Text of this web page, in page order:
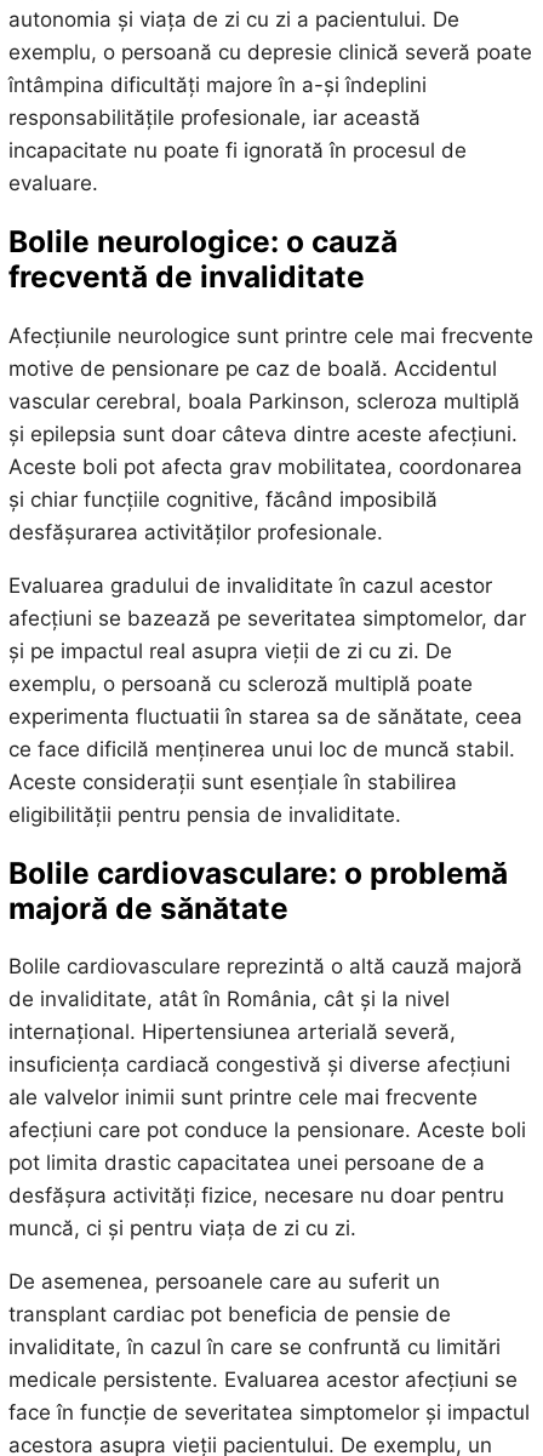
autonomia și viața de zi cu zi a pacientului. De
exemplu, o persoană cu depresie clinică severă poate
întâmpina dificultăți majore în a-și îndeplini
responsabilitățile profesionale, iar această
incapacitate nu poate fi ignorată în procesul de
evaluare.
Bolile neurologice: o cauză
frecventă de invaliditate
Afecțiunile neurologice sunt printre cele mai frecvente
motive de pensionare pe caz de boală. Accidentul
vascular cerebral, boala Parkinson, scleroza multiplă
și epilepsia sunt doar câteva dintre aceste afecțiuni.
Aceste boli pot afecta grav mobilitatea, coordonarea
și chiar funcțiile cognitive, făcând imposibilă
desfășurarea activităților profesionale.
Evaluarea gradului de invaliditate în cazul acestor
afecțiuni se bazează pe severitatea simptomelor, dar
și pe impactul real asupra vieții de zi cu zi. De
exemplu, o persoană cu scleroză multiplă poate
experimenta fluctuatii în starea sa de sănătate, ceea
ce face dificilă menținerea unui loc de muncă stabil.
Aceste considerații sunt esențiale în stabilirea
eligibilității pentru pensia de invaliditate.
Bolile cardiovasculare: o problemă
majoră de sănătate
Bolile cardiovasculare reprezintă o altă cauză majoră
de invaliditate, atât în România, cât și la nivel
internațional. Hipertensiunea arterială severă,
insuficiența cardiacă congestivă și diverse afecțiuni
ale valvelor inimii sunt printre cele mai frecvente
afecțiuni care pot conduce la pensionare. Aceste boli
pot limita drastic capacitatea unei persoane de a
desfășura activități fizice, necesare nu doar pentru
muncă, ci și pentru viața de zi cu zi.
De asemenea, persoanele care au suferit un
transplant cardiac pot beneficia de pensie de
invaliditate, în cazul în care se confruntă cu limitări
medicale persistente. Evaluarea acestor afecțiuni se
face în funcție de severitatea simptomelor și impactul
acestora asupra vieții pacientului. De exemplu, un